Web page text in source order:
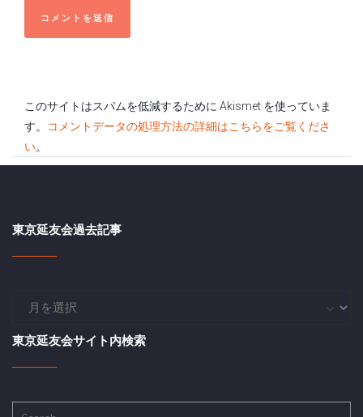
このサイトはスパムを低減するために Akismet を使っていま
す。
コメントデータの処理方法の詳細はこちらをご覧くださ
い。
東京延友会過去記事
延
過
東京延友会サイト内検索